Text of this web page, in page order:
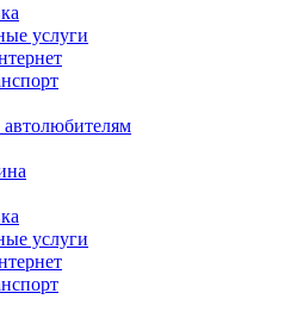
услуги
услуги